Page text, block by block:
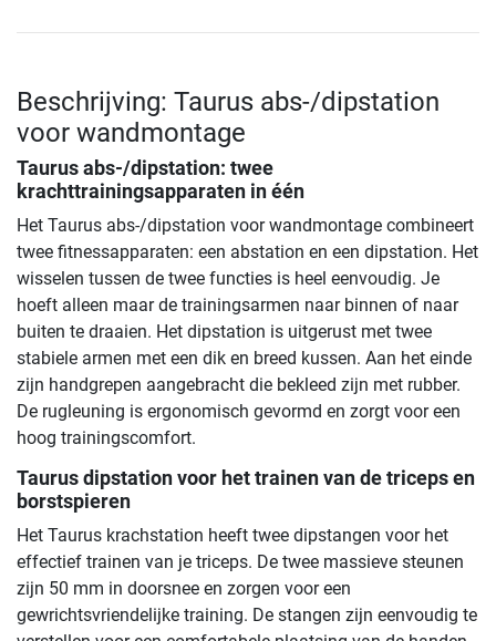
Beschrijving: Taurus abs-/dipstation
voor wandmontage
Taurus abs-/dipstation: twee
krachttrainingsapparaten in één
Het Taurus abs-/dipstation voor wandmontage combineert
twee fitnessapparaten: een abstation en een dipstation. Het
wisselen tussen de twee functies is heel eenvoudig. Je
hoeft alleen maar de trainingsarmen naar binnen of naar
buiten te draaien. Het dipstation is uitgerust met twee
stabiele armen met een dik en breed kussen. Aan het einde
zijn handgrepen aangebracht die bekleed zijn met rubber.
De rugleuning is ergonomisch gevormd en zorgt voor een
hoog trainingscomfort.
Taurus dipstation voor het trainen van de triceps en
borstspieren
Het Taurus krachstation heeft twee dipstangen voor het
effectief trainen van je triceps. De twee massieve steunen
zijn 50 mm in doorsnee en zorgen voor een
gewrichtsvriendelijke training. De stangen zijn eenvoudig te